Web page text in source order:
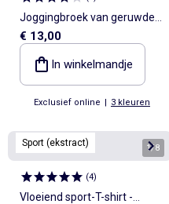
Joggingbroek van geruwde
molton
€ 13,00
In winkelmandje
Exclusief online | 3 kleuren
Sport (ekstract) 1/8
(4)
Vloeiend sport-T-shirt -